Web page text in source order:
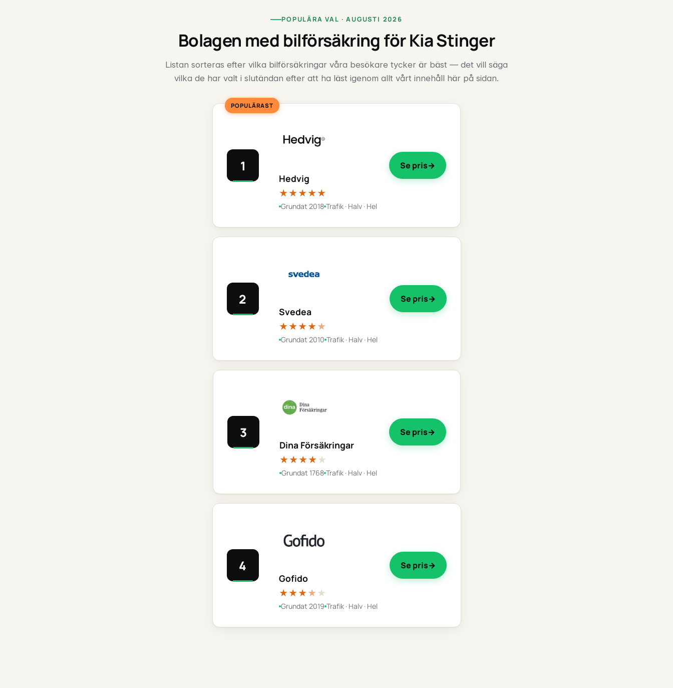
POPULÄRA VAL · AUGUSTI 2026
Bolagen med bilförsäkring för Kia Stinger
Listan sorteras efter vilka bilförsäkringar våra besökare tycker är bäst — det vill säga
vilka de har valt i slutändan efter att ha läst igenom allt vårt innehåll här på sidan.
POPULÄRAST
1
Hedvig
★★★★★
Grundat 2018 Trafik · Halv · Hel
Se pris
2
Svedea
★★★★★
Grundat 2010 Trafik · Halv · Hel
Se pris
3
Dina Försäkringar
★★★★★
Grundat 1768 Trafik · Halv · Hel
Se pris
4
Gofido
★★★★★
Grundat 2019 Trafik · Halv · Hel
Se pris